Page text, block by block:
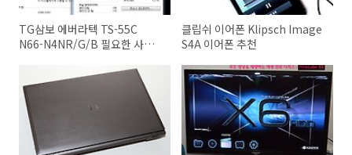
TG삼보 에버라텍 TS-55C
N66-N4NR/G/B 필요한 사람
클립쉬 이어폰 Klipsch Image
S4A 이어폰 추천